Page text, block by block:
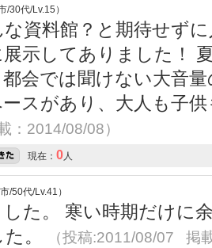
/30代/Lv.15）
資料館？と期待せず
示してありました！
会では聞けない大音
スがあり、大人も子
2014/08/08）
現在： 0人
/50代/Lv.41）
た。 寒い時期だけに
。
（投稿:2011/08/07 掲